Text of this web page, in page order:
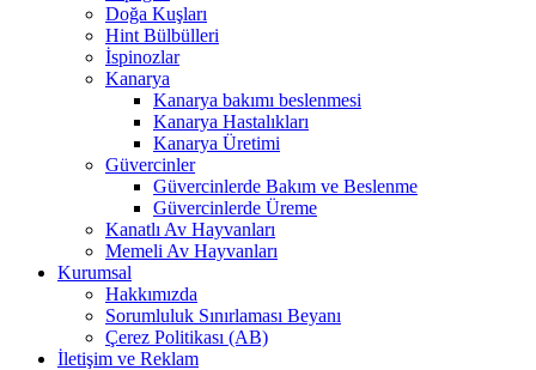
Doğa Kuşları
Hint Bülbülleri
İspinozlar
Kanarya
Kanarya bakımı beslenmesi
Kanarya Hastalıkları
Kanarya Üretimi
Güvercinler
Güvercinlerde Bakım ve Beslenme
Güvercinlerde Üreme
Kanatlı Av Hayvanları
Memeli Av Hayvanları
Kurumsal
Hakkımızda
Sorumluluk Sınırlaması Beyanı
Çerez Politikası (AB)
İletişim ve Reklam